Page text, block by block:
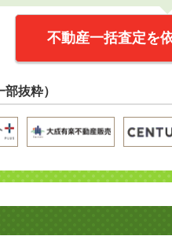
不動産一括査定を
抜粋）